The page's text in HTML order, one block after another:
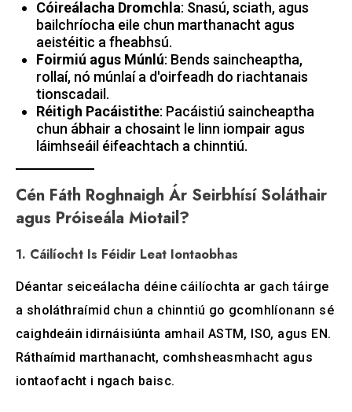
Cóireálacha Dromchla: Snasú, sciath, agus
bailchríocha eile chun marthanacht agus
aeistéitic a fheabhsú.
Foirmiú agus Múnlú: Bends saincheaptha,
rollaí, nó múnlaí a d'oirfeadh do riachtanais
tionscadail.
Réitigh Pacáistithe: Pacáistiú saincheaptha
chun ábhair a chosaint le linn iompair agus
láimhseáil éifeachtach a chinntiú.
Cén Fáth Roghnaigh Ár Seirbhísí Soláthair
agus Próiseála Miotail?
1. Cáilíocht Is Féidir Leat Iontaobhas
Déantar seiceálacha déine cáilíochta ar gach táirge
a sholáthraímid chun a chinntiú go gcomhlíonann sé
caighdeáin idirnáisiúnta amhail ASTM, ISO, agus EN.
Ráthaímid marthanacht, comhsheasmhacht agus
iontaofacht i ngach baisc.